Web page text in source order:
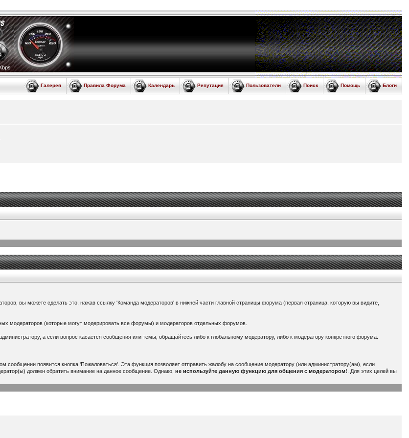
Блоги
Помощь
Поиск
Пользователи
Репутация
Календарь
Правила Форума
Галерея
вы можете сделать это, нажав ссылку 'Команда модераторов' в нижней части главной страницы форума (первая страница, которую вы видите,
модераторов (которые могут модерировать все форумы) и модераторов отдельных форумов.
а если вопрос касается сообщения или темы, обращайтесь либо к глобальному модератору, либо к модератору конкретного форума.
появится кнопка 'Пожаловаться'. Эта функция позволяет отправить жалобу на сообщение модератору (или администратору(ам), если
должен обратить внимание на данное сообщение. Однако,не используйте данную функцию для общения с модератором!
. Для этих целей вы